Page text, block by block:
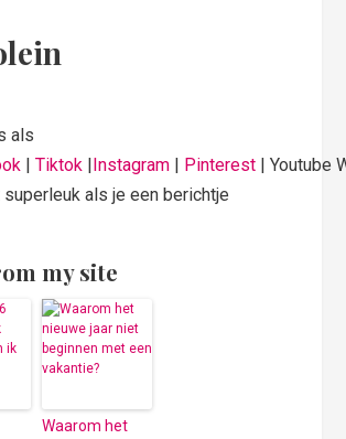
als
|Tiktok Instagram Pinterest | Youtube
superleuk als je een berichtje
my site
Waarom het